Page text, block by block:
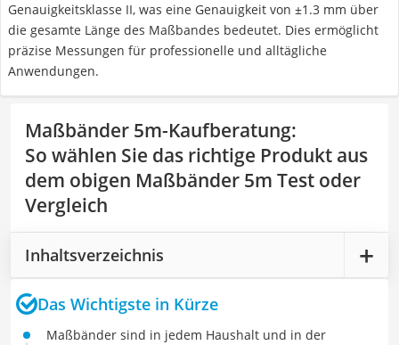
Genauigkeitsklasse II, was eine Genauigkeit von ±1.3 mm über
die gesamte Länge des Maßbandes bedeutet. Dies ermöglicht
präzise Messungen für professionelle und alltägliche
Anwendungen.
Maßbänder 5m-Kaufberatung:
So wählen Sie das richtige Produkt aus
dem obigen Maßbänder 5m Test oder
Vergleich
Inhaltsverzeichnis
Das Wichtigste in Kürze
Maßbänder sind in jedem Haushalt und in der